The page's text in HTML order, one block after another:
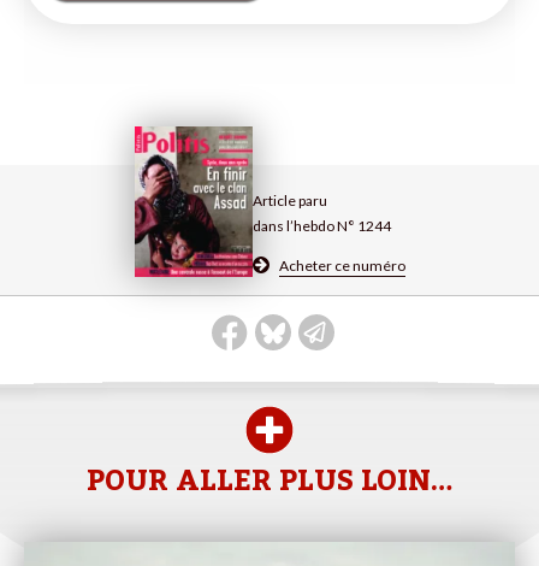
Article paru
dans l’hebdo N° 1244
Acheter ce numéro
POUR ALLER PLUS LOIN…